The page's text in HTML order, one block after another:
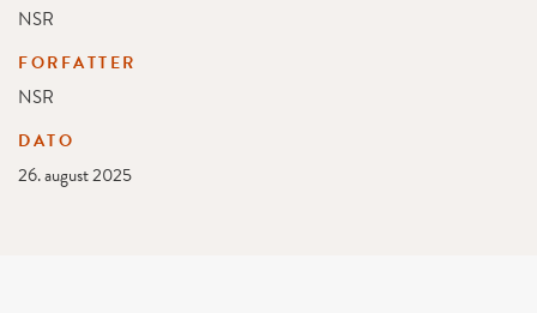
NSR
FORFATTER
NSR
DATO
26. august 2025